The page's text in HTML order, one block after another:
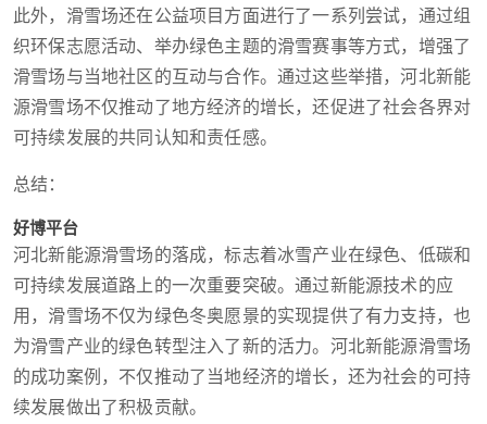
此外，滑雪场还在公益项目方面进行了一系列尝试，通过组
织环保志愿活动、举办绿色主题的滑雪赛事等方式，增强了
滑雪场与当地社区的互动与合作。通过这些举措，河北新能
源滑雪场不仅推动了地方经济的增长，还促进了社会各界对
可持续发展的共同认知和责任感。
总结：
好博平台
河北新能源滑雪场的落成，标志着冰雪产业在绿色、低碳和
可持续发展道路上的一次重要突破。通过新能源技术的应
用，滑雪场不仅为绿色冬奥愿景的实现提供了有力支持，也
为滑雪产业的绿色转型注入了新的活力。河北新能源滑雪场
的成功案例，不仅推动了当地经济的增长，还为社会的可持
续发展做出了积极贡献。